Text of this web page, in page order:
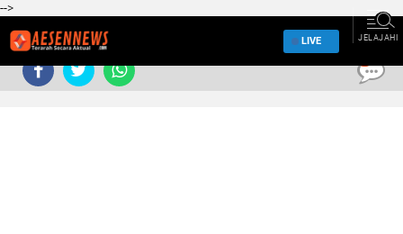
-->
LIVE JELAJAHI